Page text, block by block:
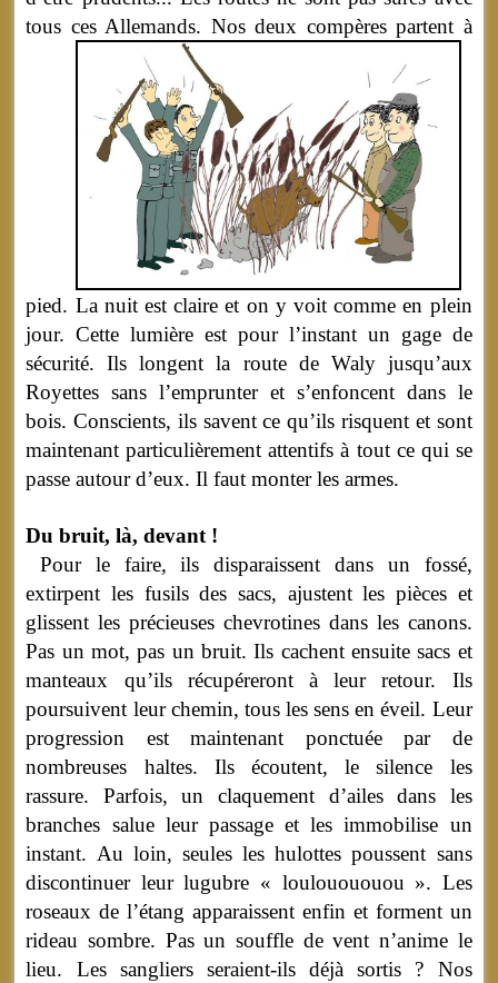
tous ces Allemands. Nos deux compères partent à
pied. La nuit est claire et on y voit comme en plein
jour. Cette lumière est pour l’instant un gage de
sécurité. Ils longent la route de Waly jusqu’aux
Royettes sans l’emprunter et s’enfoncent dans le
bois. Conscients, ils savent ce qu’ils risquent et sont
maintenant particulièrement attentifs à tout ce qui se
passe autour d’eux. Il faut monter les armes.
Du bruit, là, devant !
Pour le faire, ils disparaissent dans un fossé,
extirpent les fusils des sacs, ajustent les pièces et
glissent les précieuses chevrotines dans les canons.
Pas un mot, pas un bruit. Ils cachent ensuite sacs et
manteaux qu’ils récupéreront à leur retour. Ils
poursuivent leur chemin, tous les sens en éveil. Leur
progression est maintenant ponctuée par de
nombreuses haltes. Ils écoutent, le silence les
rassure. Parfois, un claquement d’ailes dans les
branches salue leur passage et les immobilise un
instant. Au loin, seules les hulottes poussent sans
discontinuer leur lugubre « loulouououou ». Les
roseaux de l’étang apparaissent enfin et forment un
rideau sombre. Pas un souffle de vent n’anime le
lieu. Les sangliers seraient-ils déjà sortis ? Nos